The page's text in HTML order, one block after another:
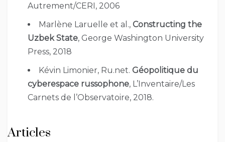
Autrement/CERI, 2006
Marlène Laruelle et al., Constructing the
Uzbek State, George Washington University
Press, 2018
Kévin Limonier, Ru.net. Géopolitique du
cyberespace russophone, L’Inventaire/Les
Carnets de l’Observatoire, 2018.
Articles